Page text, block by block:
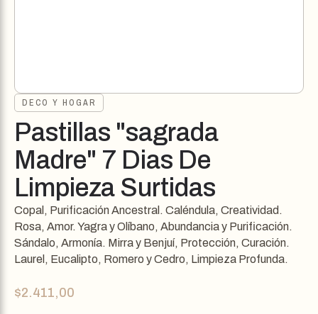
DECO Y HOGAR
Pastillas "sagrada
Madre" 7 Dias De
Limpieza Surtidas
Copal, Purificación Ancestral. Caléndula, Creatividad.
Rosa, Amor. Yagra y Olíbano, Abundancia y Purificación.
Sándalo, Armonía. Mirra y Benjuí, Protección, Curación.
Laurel, Eucalipto, Romero y Cedro, Limpieza Profunda.
$2.411,00